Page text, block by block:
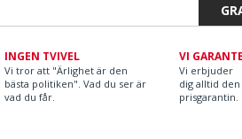
INGEN TVIVEL
Vi tror att "Ärlighet är den
bästa politiken". Vad du ser är
vad du får.
VI
Vi erbjuder
dig alltid den
prisgarantin.